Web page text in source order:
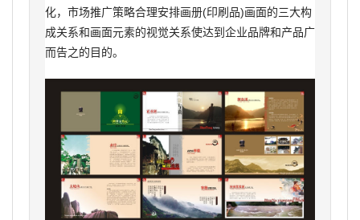
化，市场推广策略合理安排画册(印刷品)画面的三大构
成关系和画面元素的视觉关系使达到企业品牌和产品广
而告之的目的。